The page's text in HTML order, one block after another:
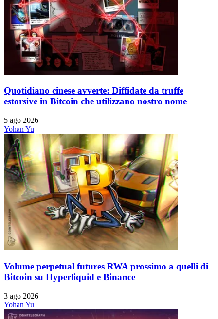
Quotidiano cinese avverte: Diffidate da truffe
estorsive in Bitcoin che utilizzano nostro nome
5 ago 2026
Yohan Yu
Volume perpetual futures RWA prossimo a quelli di
Bitcoin su Hyperliquid e Binance
3 ago 2026
Yohan Yu